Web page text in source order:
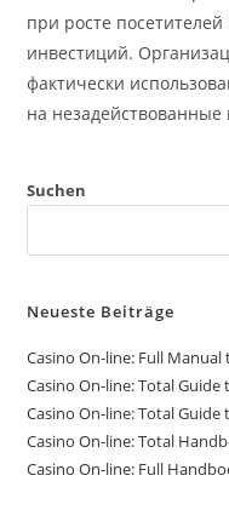
при росте
инвестиций.
фактически
на незадействованные
Suchen
Neueste Beiträge
Casino On-line: Full
Casino On-line: Total
Casino On-line: Total
Casino On-line: Total
Casino On-line: Full